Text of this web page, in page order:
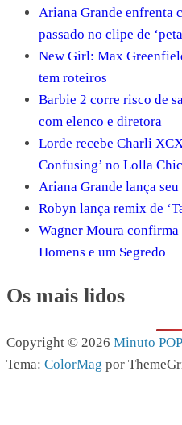
Ariana Grande enfrenta
passado no clipe de
New Girl: Max
tem roteiros
Barbie 2 corre risco de
com elenco e diretora
Lorde recebe Charli
Confusing’ no Lolla
Ariana Grande lança
Robyn lança remix de
Wagner Moura
Homens e um Segredo
Os mais lidos
Copyright © 2026 Minuto POP
Tema: ColorMag por